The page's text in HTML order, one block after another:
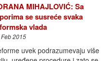
MIHAJLOVIĆ: Sa
se susreće svaka
vlada
2015
uvek podrazumevaju više